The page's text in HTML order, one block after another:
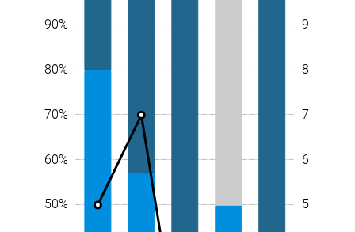
10%
90%
80%
70%
60%
50% 0,5
5
9
6
8
7